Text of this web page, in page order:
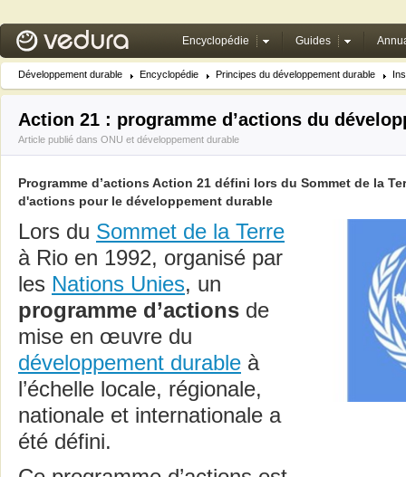
Encyclopédie Guides
Développement durable Encyclopédie Principes du développement durable
Action 21 : programme d’actions du
Article publié dans ONU et développement durable
Programme d’actions Action 21 défini lors du Sommet de la
d'actions pour le développement durable
Lors du Sommet de la Terre
à Rio en 1992, organisé par
les Nations Unies, un
programme d’actions de
mise en œuvre du
développement durable à
l’échelle locale, régionale,
nationale et internationale a
été défini.